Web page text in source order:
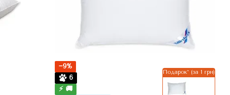
Подарок* (за 1 грн)
−9%
6
⚡ 🚚